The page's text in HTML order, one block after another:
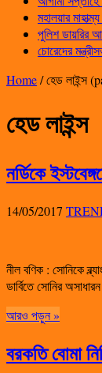
মহালয়ার
পুলিশ ডায়রির
চোরেদের
Home/হেড লাইন্স
হেড লাইন্স
নর্ডিকে
14/05/2017
নীল বণিক : সোনিকে
ডার্বিতে সোনির
আরও পড়ুন »
বরকতি বোমা